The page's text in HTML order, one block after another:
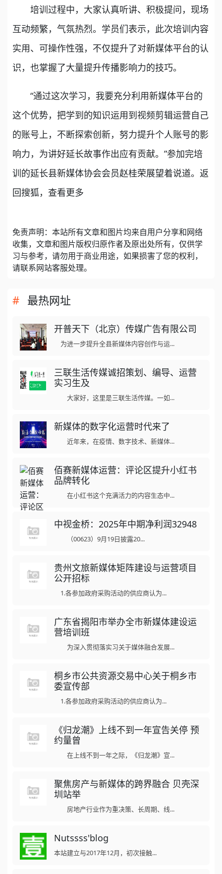
培训过程中，大家认真听讲、积极提问，现场
互动频繁，气氛热烈。学员们表示，此次培训内容
实用、可操作性强，不仅提升了对新媒体平台的认
识，也掌握了大量提升传播影响力的技巧。
“通过这次学习，我要充分利用新媒体平台的
这个优势，把学到的知识运用到视频剪辑运营自己
的账号上，不断探索创新，努力提升个人账号的影
响力，为讲好延长故事作出应有贡献。”参加完培
训的延长县新媒体协会会员赵桂荣展望着说道。返
回搜狐，查看更多
免责声明：本站所有文章和图片均来自用户分享和网络
收集，文章和图片版权归原作者及原出处所有，仅供学
习与参考，请勿用于商业用途，如果损害了您的权利，
请联系网站客服处理。
最热网址
开普天下（北京）传媒广告有限公司
为进一步提升全县新媒体内容创作与运...
三联生活传媒诚招策划、编导、运营
实习生及
大家好，这里是三联生活传媒。一如...
新媒体的数字化运营时代来了
近年来，在疫情、数字技术、新媒体...
佰赛新媒体运营：评论区提升小红书
品牌转化
在小红书这个充满活力的内容生态中...
中视金桥：2025年中期净利润32948
（00623）9月19日披露20...
贵州文旅新媒体矩阵建设与运营项目
公开招标
1.各参加政府采购活动的供应商认为...
广东省揭阳市举办全市新媒体建设运
营培训班
为深入贯彻落实习关于媒体融合发展...
桐乡市公共资源交易中心关于桐乡市
委宣传部
1.各参加政府采购活动的供应商认为...
《归龙潮》上线不到一年宣告关停 预
约量曾
在上线不到一年之际，《归龙潮》宣...
聚焦房产与新媒体的跨界融合 贝壳深
圳站举
房地产行业作为重决策、长周期、线...
Nutssss'blog
本站建立与2017年12月，初次接触...